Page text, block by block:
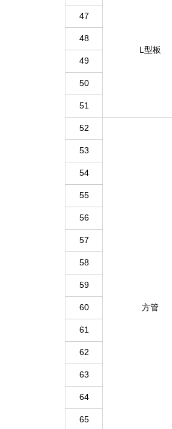
L型板
47
48
49
50
51
52
方管
53
54
55
56
57
58
59
60
61
62
63
64
65